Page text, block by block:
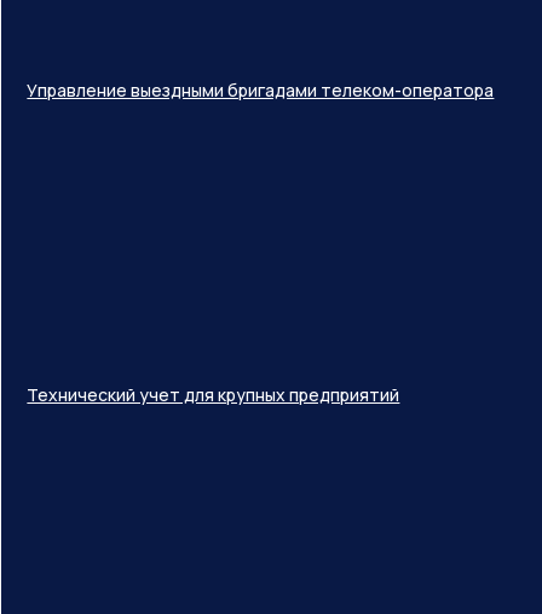
Управление выездными бригадами телеком-оператора
Технический учет для крупных предприятий